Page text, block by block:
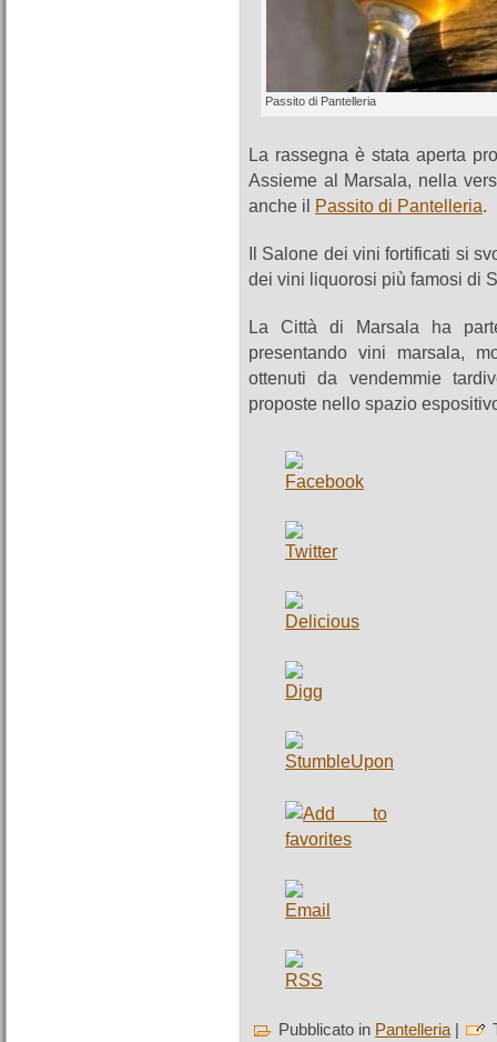
Passito di Pantelleria
La rassegna è stata aperta
Assieme al Marsala, nella
anche il Passito di Pantelleria
Il Salone dei vini fortificati si
dei vini liquorosi più famosi di
La Città di Marsala ha
presentando vini marsala,
ottenuti da vendemmie
proposte nello spazio
Pubblicato in Pantelleria